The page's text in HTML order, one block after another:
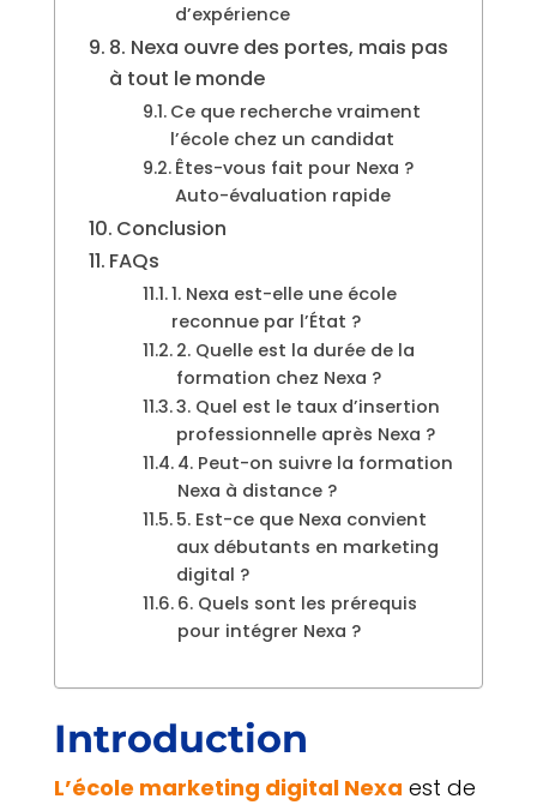
d’expérience
8. Nexa ouvre des portes, mais pas
à tout le monde
Ce que recherche vraiment
l’école chez un candidat
Êtes-vous fait pour Nexa ?
Auto-évaluation rapide
Conclusion
FAQs
1. Nexa est-elle une école
reconnue par l’État ?
2. Quelle est la durée de la
formation chez Nexa ?
3. Quel est le taux d’insertion
professionnelle après Nexa ?
4. Peut-on suivre la formation
Nexa à distance ?
5. Est-ce que Nexa convient
aux débutants en marketing
digital ?
6. Quels sont les prérequis
pour intégrer Nexa ?
Introduction
L’école marketing digital Nexa est de